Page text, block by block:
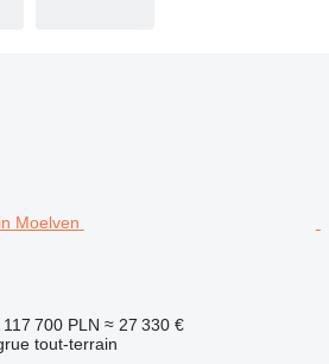
117 700 PLN ≈ 27 330 €
tout-terrain